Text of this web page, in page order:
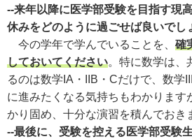
--来年以降に医学部受験を目指す現
休みをどのように過ごせば良いでし
今の学年で学んでいることを、 確
しておいてください。特に数学は、
るのは数学IA・IIB・Cだけで、数学
に進みたくなる気持ちもわかります
かり固め、十分な演習を積んでおき
--最後に、受験を控える医学部受験